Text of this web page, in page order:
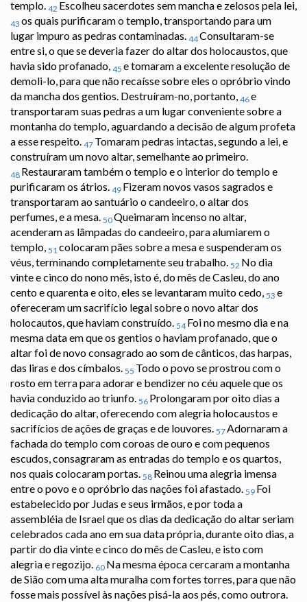
templo. 42 Escolheu sacerdotes sem mancha e zelosos pela lei,
43 os quais purificaram o templo, transportando para um
lugar impuro as pedras contaminadas. 44Consultaram-se
entre si, o que se deveria fazer do altar dos holocaustos, que
havia sido profanado, 45 e tomaram a excelente resolução de
demoli-lo, para que não recaísse sobre eles o opróbrio vindo
da mancha dos gentios. Destruíram-no, portanto, 46e
transportaram suas pedras a um lugar conveniente sobre a
montanha do templo, aguardando a decisão de algum profeta
a esse respeito. 47 Tomaram pedras intactas, segundo a lei, e
construíram um novo altar, semelhante ao primeiro.
48 Restauraram também o templo e o interior do templo e
purificaram os átrios. 49 Fizeram novos vasos sagrados e
transportaram ao santuário o candeeiro, o altar dos
perfumes, e a mesa. 50Queimaram incenso no altar,
acenderam as lâmpadas do candeeiro, para alumiarem o
templo, 51colocaram pães sobre a mesa e suspenderam os
véus, terminando completamente seu trabalho. 52 No dia
vinte e cinco do nono mês, isto é, do mês de Casleu, do ano
cento e quarenta e oito, eles se levantaram muito cedo, 53 e
ofereceram um sacrifício legal sobre o novo altar dos
holocautos, que haviam construído. 54 Foi no mesmo dia e na
mesma data em que os gentios o haviam profanado, que o
altar foi de novo consagrado ao som de cânticos, das harpas,
das liras e dos címbalos. 55 Todo o povo se prostrou com o
rosto em terra para adorar e bendizer no céu aquele que os
havia conduzido ao triunfo. 56 Prolongaram por oito dias a
dedicação do altar, oferecendo com alegria holocaustos e
sacrifícios de ações de graças e de louvores. 57Adornaram a
fachada do templo com coroas de ouro e com pequenos
escudos, consagraram as entradas do templo e os quartos,
nos quais colocaram portas. 58 Reinou uma alegria imensa
entre o povo e o opróbrio das nações foi afastado. 59 Foi
estabelecido por Judas e seus irmãos, e por toda a
assembléia de Israel que os dias da dedicação do altar seriam
celebrados cada ano em sua data própria, durante oito dias, a
partir do dia vinte e cinco do mês de Casleu, e isto com
alegria e regozijo. 60 Na mesma época cercaram a montanha
de Sião com uma alta muralha com fortes torres, para que não
fosse mais possível às nações pisá-la aos pés, como outrora.